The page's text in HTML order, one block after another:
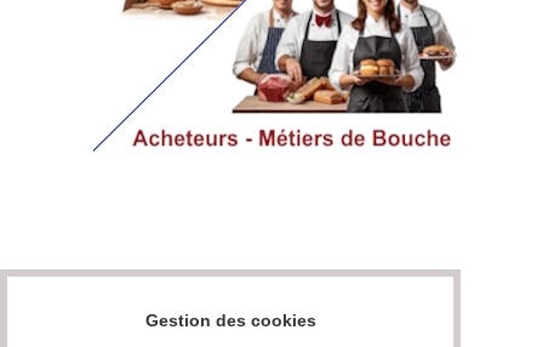
Gestion des cookies